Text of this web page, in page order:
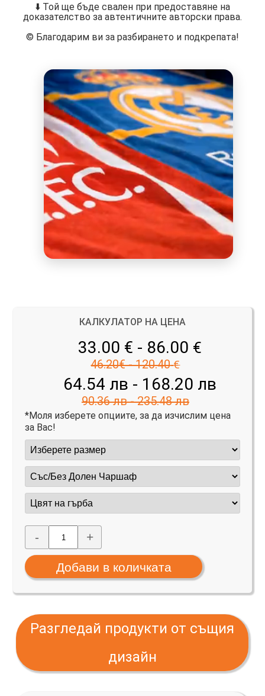
⬇️ Той ще бъде свален при предоставяне на
доказателство за автентичните авторски права.
©️ Благодарим ви за разбирането и подкрепата!
КАЛКУЛАТОР НА ЦЕНА
33.00 € - 86.00 €
46.20€ - 120.40 €
64.54 лв - 168.20 лв
90.36 лв - 235.48 лв
*Моля изберете опциите, за да изчислим цена
за Вас!
- +
Разгледай продукти от същия
дизайн